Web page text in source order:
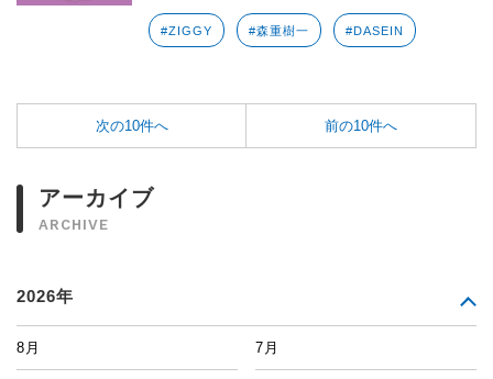
#ZIGGY #森重樹一 #DASEIN
次の10件へ 前の10件へ
アーカイブ
ARCHIVE
2026年
8月 7月